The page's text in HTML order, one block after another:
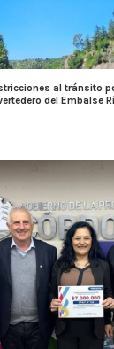
al tránsito
del Embalse